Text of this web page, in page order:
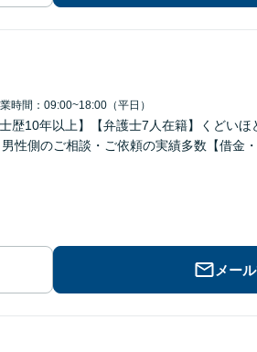
時間：09:00~18:00（平日）
歴10年以上】【弁護士7人在籍】くどい
性側のご相談・ご依頼の実績多数【借金
メー